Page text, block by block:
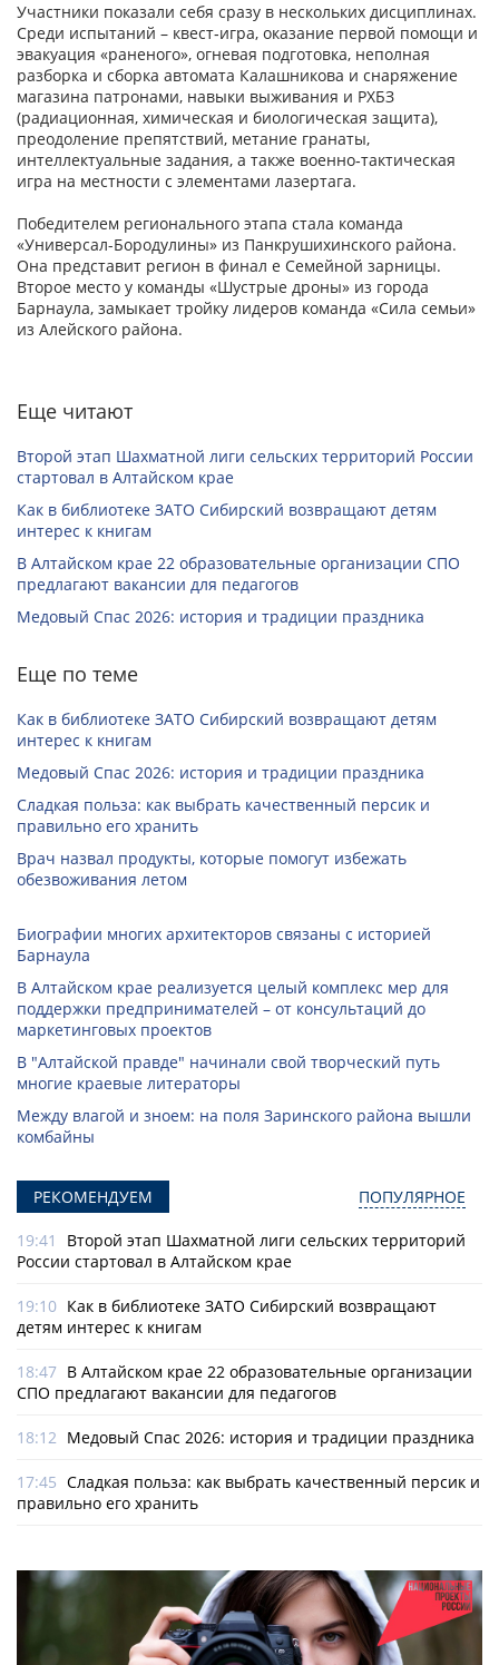
Участники показали себя сразу в нескольких дисциплинах.
Среди испытаний – квест‑игра, оказание первой помощи и
эвакуация «раненого», огневая подготовка, неполная
разборка и сборка автомата Калашникова и снаряжение
магазина патронами, навыки выживания и РХБЗ
(радиационная, химическая и биологическая защита),
преодоление препятствий, метание гранаты,
интеллектуальные задания, а также военно‑тактическая
игра на местности с элементами лазертага.
Победителем регионального этапа стала команда
«Универсал-Бородулины» из Панкрушихинского района.
Она представит регион в финал е Семейной зарницы.
Второе место у команды «Шустрые дроны» из города
Барнаула, замыкает тройку лидеров команда «Сила семьи»
из Алейского района.
Еще читают
Второй этап Шахматной лиги сельских территорий России
стартовал в Алтайском крае
Как в библиотеке ЗАТО Сибирский возвращают детям
интерес к книгам
В Алтайском крае 22 образовательные организации СПО
предлагают вакансии для педагогов
Медовый Спас 2026: история и традиции праздника
Еще по теме
Как в библиотеке ЗАТО Сибирский возвращают детям
интерес к книгам
Медовый Спас 2026: история и традиции праздника
Сладкая польза: как выбрать качественный персик и
правильно его хранить
Врач назвал продукты, которые помогут избежать
обезвоживания летом
Биографии многих архитекторов связаны с историей
Барнаула
В Алтайском крае реализуется целый комплекс мер для
поддержки предпринимателей – от консультаций до
маркетинговых проектов
В "Алтайской правде" начинали свой творческий путь
многие краевые литераторы
Между влагой и зноем: на поля Заринского района вышли
комбайны
РЕКОМЕНДУЕМ ПОПУЛЯРНОЕ
19:41
Второй этап Шахматной лиги сельских территорий
России стартовал в Алтайском крае
19:10 Как в библиотеке ЗАТО Сибирский возвращают
детям интерес к книгам
18:47 В Алтайском крае 22 образовательные организации
СПО предлагают вакансии для педагогов
18:12 Медовый Спас 2026: история и традиции праздника
17:45 Сладкая польза: как выбрать качественный персик и
правильно его хранить